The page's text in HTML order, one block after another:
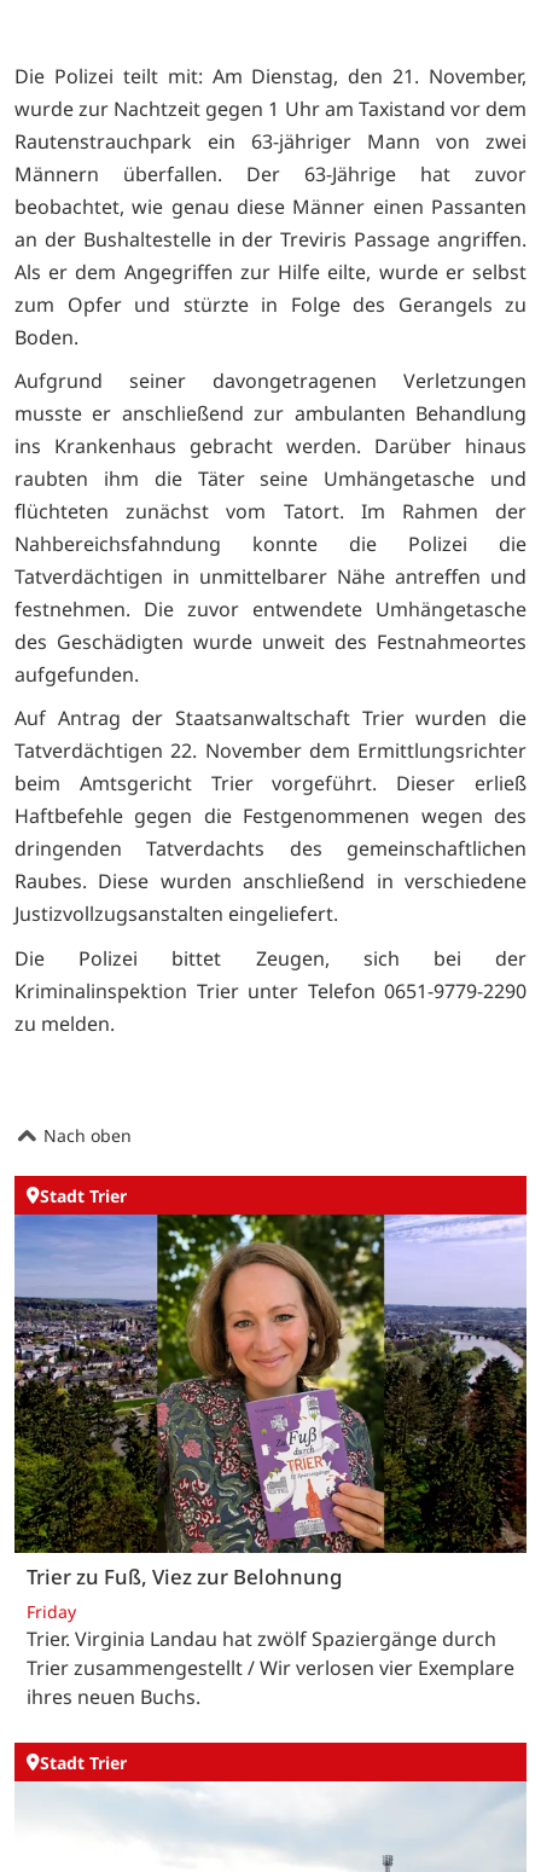
Die Polizei teilt mit: Am Dienstag, den 21. November,
wurde zur Nachtzeit gegen 1 Uhr am Taxistand vor dem
Rautenstrauchpark ein 63-jähriger Mann von zwei
Männern überfallen. Der 63-Jährige hat zuvor
beobachtet, wie genau diese Männer einen Passanten
an der Bushaltestelle in der Treviris Passage angriffen.
Als er dem Angegriffen zur Hilfe eilte, wurde er selbst
zum Opfer und stürzte in Folge des Gerangels zu
Boden.
Aufgrund seiner davongetragenen Verletzungen
musste er anschließend zur ambulanten Behandlung
ins Krankenhaus gebracht werden. Darüber hinaus
raubten ihm die Täter seine Umhängetasche und
flüchteten zunächst vom Tatort. Im Rahmen der
Nahbereichsfahndung konnte die Polizei die
Tatverdächtigen in unmittelbarer Nähe antreffen und
festnehmen. Die zuvor entwendete Umhängetasche
des Geschädigten wurde unweit des Festnahmeortes
aufgefunden.
Auf Antrag der Staatsanwaltschaft Trier wurden die
Tatverdächtigen 22. November dem Ermittlungsrichter
beim Amtsgericht Trier vorgeführt. Dieser erließ
Haftbefehle gegen die Festgenommenen wegen des
dringenden Tatverdachts des gemeinschaftlichen
Raubes. Diese wurden anschließend in verschiedene
Justizvollzugsanstalten eingeliefert.
Die Polizei bittet Zeugen, sich bei der
Kriminalinspektion Trier unter Telefon 0651-9779-2290
zu melden.
Nach oben
Stadt Trier
Trier zu Fuß, Viez zur Belohnung
Friday
Trier. Virginia Landau hat zwölf Spaziergänge durch
Trier zusammengestellt / Wir verlosen vier Exemplare
ihres neuen Buchs.
Stadt Trier